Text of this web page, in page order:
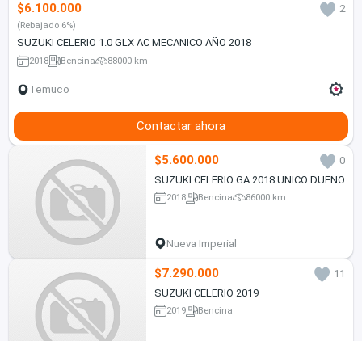
$6.100.000 2
(Rebajado 6%)
SUZUKI CELERIO 1.0 GLX AC MECANICO AÑO 2018
2018 Bencina 88000 km
Temuco
Contactar ahora
$5.600.000
0
SUZUKI CELERIO GA 2018 UNICO DUENO
2018 Bencina 86000 km
Nueva Imperial
$7.290.000
11
SUZUKI CELERIO 2019
2019 Bencina